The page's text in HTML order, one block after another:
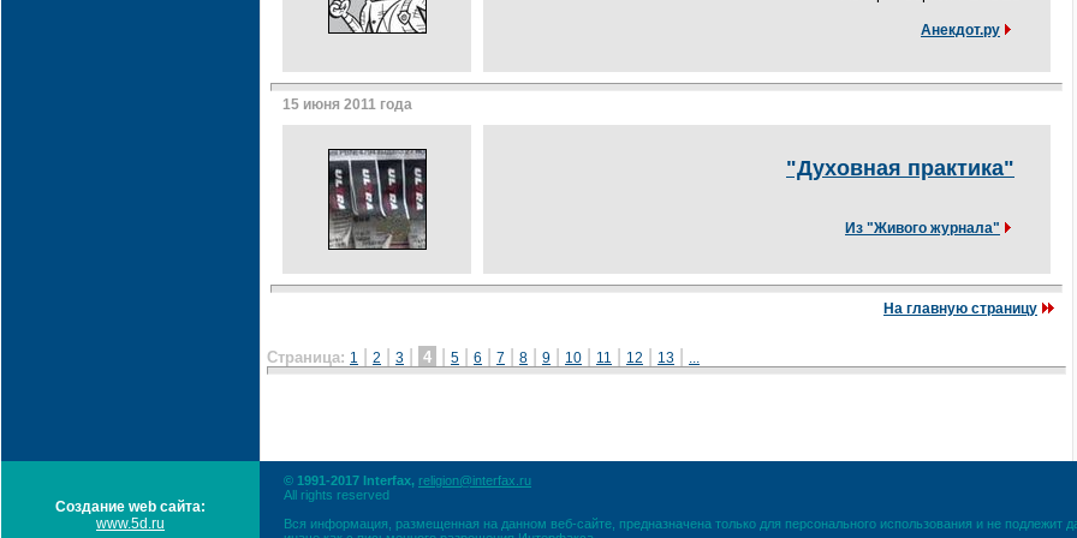
Анекдот.ру
15 июня 2011 года
"Духовная практика"
Из "Живого журнала"
На главную страницу
Страница: 1 2 3 4 5 6 7 8 9 10 11 12 13 ...
Создание web сайта:
www.5d.ru
© 1991-2017 Interfax, religion@interfax.ru
All rights reserved
Вся информация, размещенная на данном веб-сайте, предназначена только для персонального использования и не